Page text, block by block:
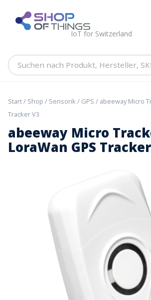
content ShopOfThings
IoT for Switzerland
Suchen
Hersteller,
Start/ Shop / Sensorik / GPS / abeeway Micro
Tracker V3
abeeway Micro
LoraWan GPS